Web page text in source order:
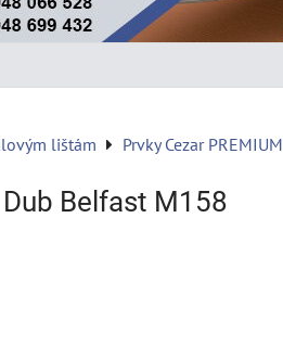
lištám Prvky Cezar PREMIUM
Belfast M158